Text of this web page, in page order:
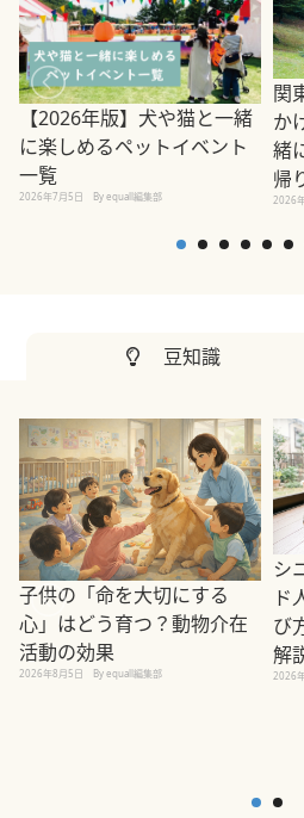
【2026年版】犬や猫と一緒
に楽しめるペットイベント
一覧
2026年7月5日 By equall編集部
関
か
緒
帰
2026
豆知識
子供の「命を大切にする
心」はどう育つ？動物介在
活動の効果
2026年8月5日 By equall編集部
シ
ド
び
解
2026